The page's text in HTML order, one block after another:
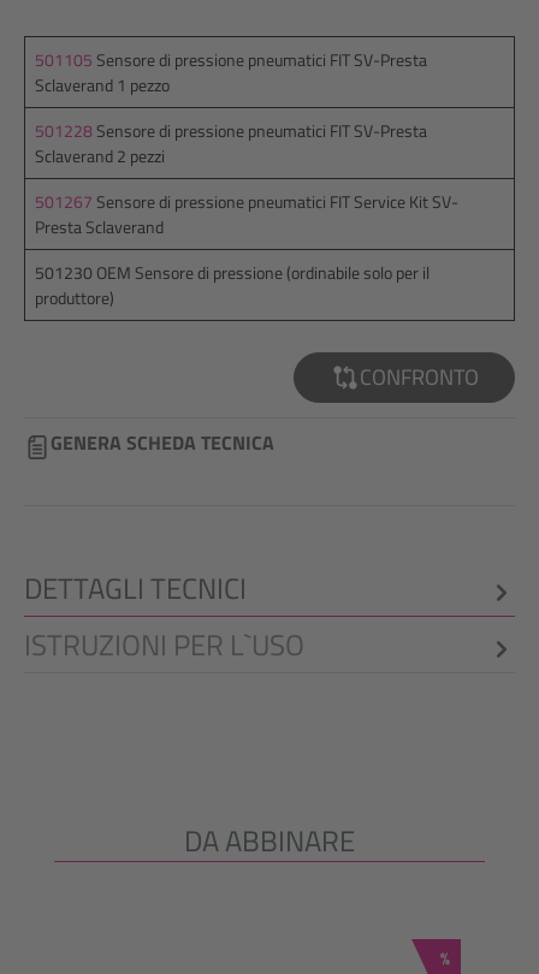
501105 Sensore di pressione pneumatici FIT SV-Presta
Sclaverand 1 pezzo
501228Sensore di pressione pneumatici FIT SV-Presta
Sclaverand 2 pezzi
501267 Sensore di pressione pneumatici FIT Service Kit SV-
Presta Sclaverand
501230 OEM Sensore di pressione (ordinabile solo per il
produttore)
CONFRONTO
GENERA SCHEDA TECNICA
DETTAGLI TECNICI
ISTRUZIONI PER L`USO
Salta la galleria dei prodotti
DA ABBINARE
Sconto
%